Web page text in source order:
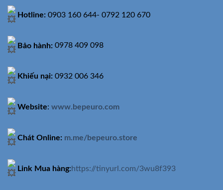
Hotline: 0903 160 644- 0792 120 670
Bảo hành: 0978 409 098
Khiếu nại: 0932 006 346
Website: www.bepeuro.com
Chát Online: m.me/bepeuro.store
Link Mua hàng:https://tinyurl.com/3wu8f393